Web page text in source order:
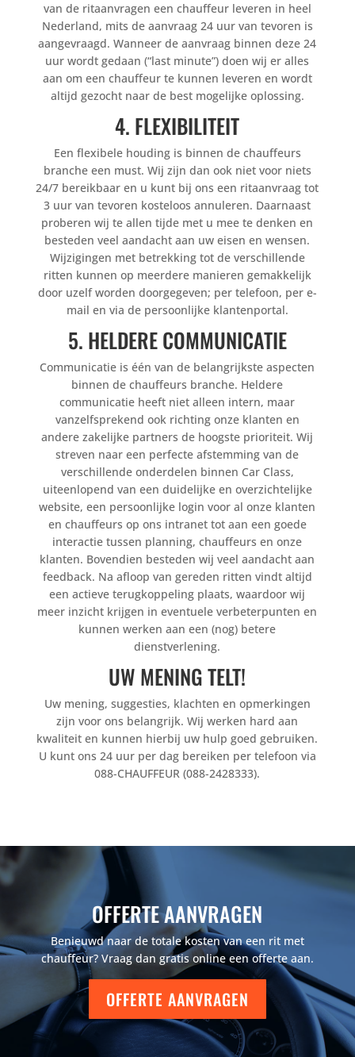
van de ritaanvragen een chauffeur leveren in heel
Nederland, mits de aanvraag 24 uur van tevoren is
aangevraagd. Wanneer de aanvraag binnen deze 24
uur wordt gedaan (“last minute”) doen wij er alles
aan om een chauffeur te kunnen leveren en wordt
altijd gezocht naar de best mogelijke oplossing.
4. FLEXIBILITEIT
Een flexibele houding is binnen de chauffeurs
branche een must. Wij zijn dan ook niet voor niets
24/7 bereikbaar en u kunt bij ons een ritaanvraag tot
3 uur van tevoren kosteloos annuleren. Daarnaast
proberen wij te allen tijde met u mee te denken en
besteden veel aandacht aan uw eisen en wensen.
Wijzigingen met betrekking tot de verschillende
ritten kunnen op meerdere manieren gemakkelijk
door uzelf worden doorgegeven; per telefoon, per e-
mail en via de persoonlijke klantenportal.
5. HELDERE COMMUNICATIE
Communicatie is één van de belangrijkste aspecten
binnen de chauffeurs branche. Heldere
communicatie heeft niet alleen intern, maar
vanzelfsprekend ook richting onze klanten en
andere zakelijke partners de hoogste prioriteit. Wij
streven naar een perfecte afstemming van de
verschillende onderdelen binnen Car Class,
uiteenlopend van een duidelijke en overzichtelijke
website, een persoonlijke login voor al onze klanten
en chauffeurs op ons intranet tot aan een goede
interactie tussen planning, chauffeurs en onze
klanten. Bovendien besteden wij veel aandacht aan
feedback. Na afloop van gereden ritten vindt altijd
een actieve terugkoppeling plaats, waardoor wij
meer inzicht krijgen in eventuele verbeterpunten en
kunnen werken aan een (nog) betere
dienstverlening.
UW MENING TELT!
Uw mening, suggesties, klachten en opmerkingen
zijn voor ons belangrijk. Wij werken hard aan
kwaliteit en kunnen hierbij uw hulp goed gebruiken.
U kunt ons 24 uur per dag bereiken per telefoon via
088-CHAUFFEUR (088-2428333).
OFFERTE AANVRAGEN
Benieuwd naar de totale kosten van een rit met
chauffeur? Vraag dan gratis online een offerte aan.
OFFERTE AANVRAGEN